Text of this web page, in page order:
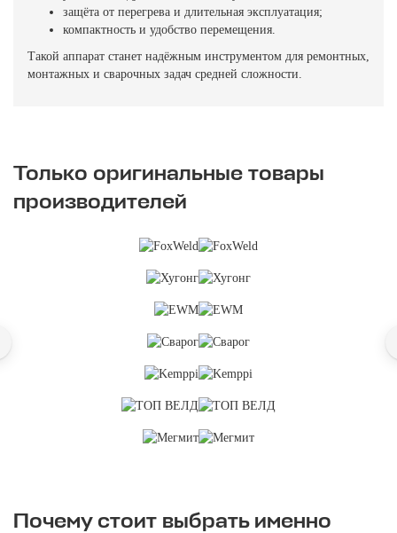
защёта от перегрева и длительная эксплуатация;
компактность и удобство перемещения.
Такой аппарат станет надёжным инструментом для ремонтных,
монтажных и сварочных задач средней сложности.
Только оригинальные товары
производителей
Почему стоит выбрать именно